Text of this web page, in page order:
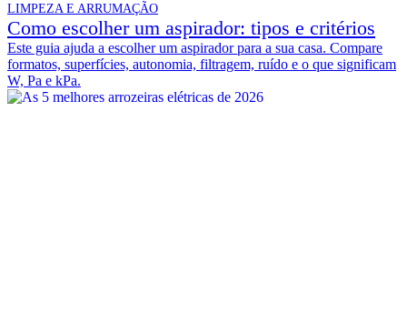
LIMPEZA E ARRUMAÇÃO
Como escolher um aspirador: tipos e critérios
Este guia ajuda a escolher um aspirador para a sua casa. Compare
formatos, superfícies, autonomia, filtragem, ruído e o que significam
W, Pa e kPa.